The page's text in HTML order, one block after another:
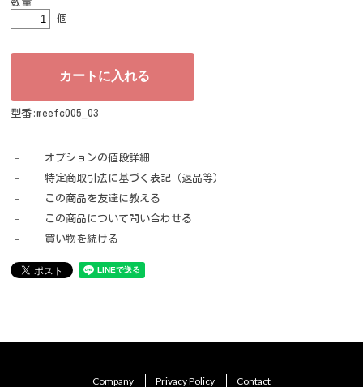
個
型番:meefc005_03
オプションの値段詳細
特定商取引法に基づく表記（返品等）
この商品を友達に教える
この商品について問い合わせる
買い物を続ける
Company Privacy Policy Contact